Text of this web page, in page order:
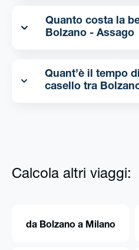
Quanto costa la
Bolzano - Assago
Quant’è il tempo
casello tra
Calcola altri viaggi:
da Bolzano a Milano